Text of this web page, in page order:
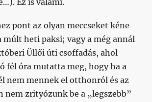
Ez is valami.
pont az olyan meccseket kéne
heti paksi; vagy a még annál
Üllői úti csoffadás, ahol
fél óra mutatta meg, hogy ha a
nem mennek el otthonról és az
nem zrityózunk be a „legszebb”